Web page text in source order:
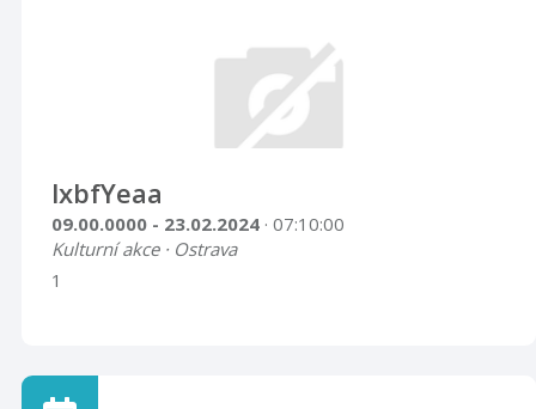
lxbfYeaa
09.00.0000 - 23.02.2024 · 07:10:00
Kulturní akce · Ostrava
1